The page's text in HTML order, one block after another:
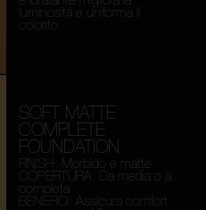
luminosità e uniforma il
colorito.
SOFT MATTE
COMPLETE
FOUNDATION
FINISH: Morbido e matte
COPERTURA: Da media o a
completa
BENEFICI: Assicura comfort